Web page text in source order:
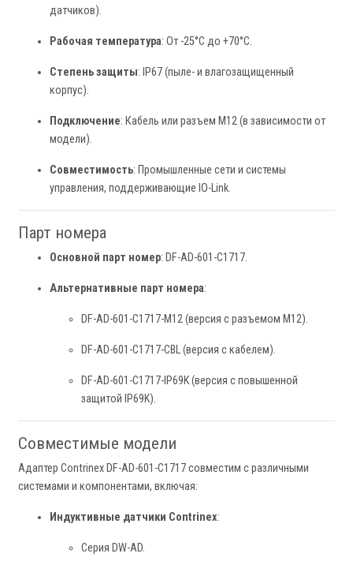
датчиков).
Рабочая температура: От -25°C до +70°C.
Степень защиты: IP67 (пыле- и влагозащищенный
корпус).
Подключение: Кабель или разъем M12 (в зависимости от
модели).
Совместимость: Промышленные сети и системы
управления, поддерживающие IO-Link.
Парт номера
Основной парт номер: DF-AD-601-C1717.
Альтернативные парт номера:
DF-AD-601-C1717-M12 (версия с разъемом M12).
DF-AD-601-C1717-CBL (версия с кабелем).
DF-AD-601-C1717-IP69K (версия с повышенной
защитой IP69K).
Совместимые модели
Адаптер Contrinex DF-AD-601-C1717 совместим с различными
системами и компонентами, включая:
Индуктивные датчики Contrinex:
Серия DW-AD.